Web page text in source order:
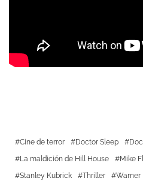
Cine de terror Doctor Sleep
La maldición de Hill House
Mike
Stanley Kubrick
Thriller Warner